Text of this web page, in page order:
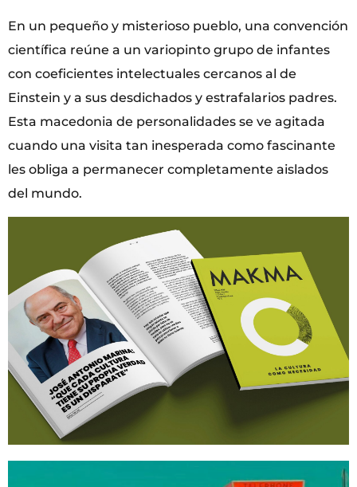
En un pequeño y misterioso pueblo, una convención
científica reúne a un variopinto grupo de infantes
con coeficientes intelectuales cercanos al de
Einstein y a sus desdichados y estrafalarios padres.
Esta macedonia de personalidades se ve agitada
cuando una visita tan inesperada como fascinante
les obliga a permanecer completamente aislados
del mundo.